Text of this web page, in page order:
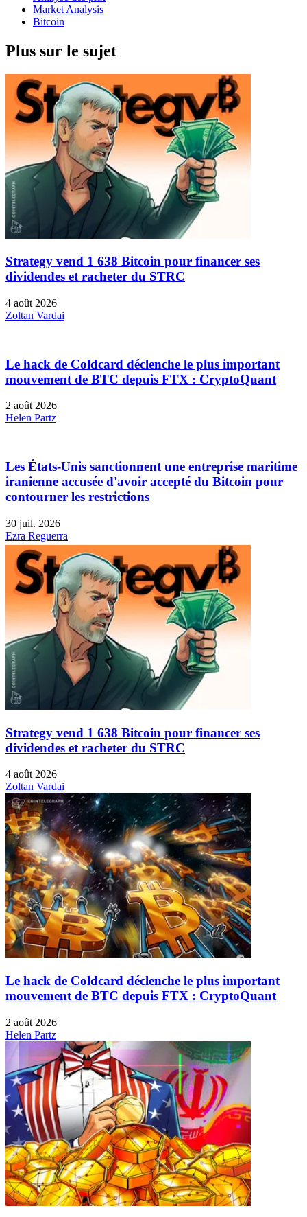
Market Analysis
Bitcoin
Plus sur le sujet
Strategy vend 1 638 Bitcoin pour financer ses
dividendes et racheter du STRC
4 août 2026
Zoltan Vardai
Le hack de Coldcard déclenche le plus important
mouvement de BTC depuis FTX : CryptoQuant
2 août 2026
Helen Partz
Les États-Unis sanctionnent une entreprise maritime
iranienne accusée d'avoir accepté du Bitcoin pour
contourner les restrictions
30 juil. 2026
Ezra Reguerra
Strategy vend 1 638 Bitcoin pour financer ses
dividendes et racheter du STRC
4 août 2026
Zoltan Vardai
Le hack de Coldcard déclenche le plus important
mouvement de BTC depuis FTX : CryptoQuant
2 août 2026
Helen Partz